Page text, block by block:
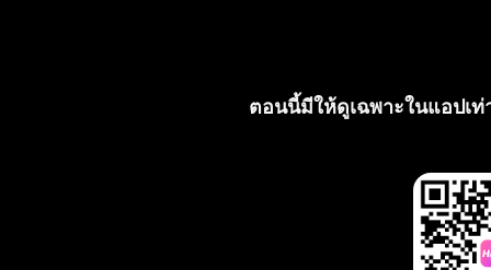
ตอนนี้มีให้ดูเฉพาะในแอปเ